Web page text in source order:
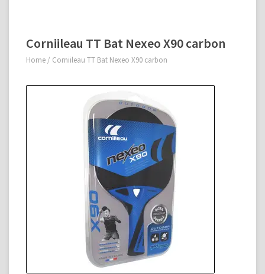
Corniileau TT Bat Nexeo X90 carbon
Home / Corniileau TT Bat Nexeo X90 carbon